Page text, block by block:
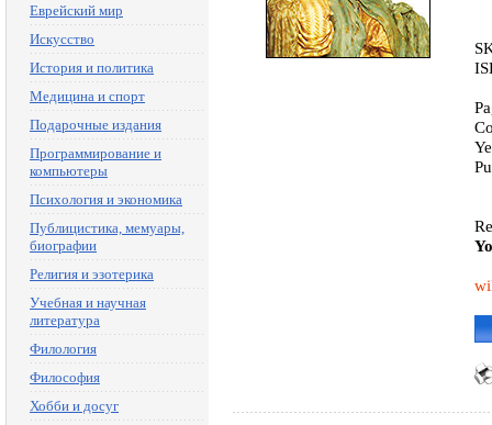
Еврейский мир
Искусство
История и политика
Медицина и спорт
Подарочные издания
Программирование и
компьютеры
Психология и экономика
Публицистика, мемуары,
биографии
Религия и эзотерика
Учебная и научная
литература
Филология
Философия
Хобби и досуг